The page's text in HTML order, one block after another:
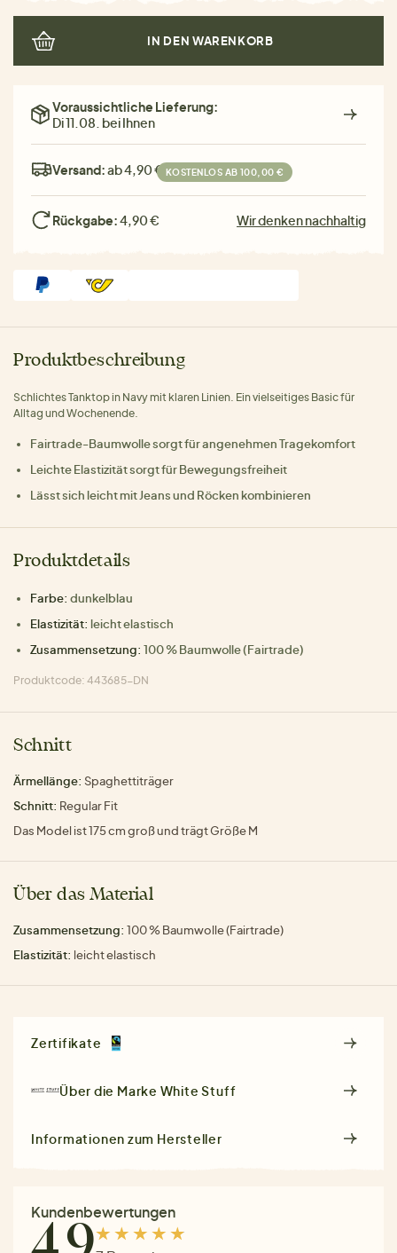
IN DEN WARENKORB
Voraussichtliche Lieferung:
Di 11.08. bei Ihnen
Versand:ab 4,90 € KOSTENLOS AB 100,00 €
Rückgabe:4,90 € Wir denken nachhaltig
Produktbeschreibung
Schlichtes Tanktop in Navy mit klaren Linien. Ein vielseitiges Basic für
Alltag und Wochenende.
Fairtrade-Baumwolle sorgt für angenehmen Tragekomfort
Leichte Elastizität sorgt für Bewegungsfreiheit
Lässt sich leicht mit Jeans und Röcken kombinieren
Produktdetails
Farbe: dunkelblau
Elastizität: leicht elastisch
Zusammensetzung: 100 % Baumwolle (Fairtrade)
Produktcode: 443685-DN
Schnitt
Ärmellänge: Spaghettiträger
Schnitt: Regular Fit
Das Model ist 175 cm groß und trägt Größe M
Über das Material
Zusammensetzung: 100 % Baumwolle (Fairtrade)
Elastizität: leicht elastisch
Zertifikate
Über die Marke White Stuff
Informationen zum Hersteller
Kundenbewertungen